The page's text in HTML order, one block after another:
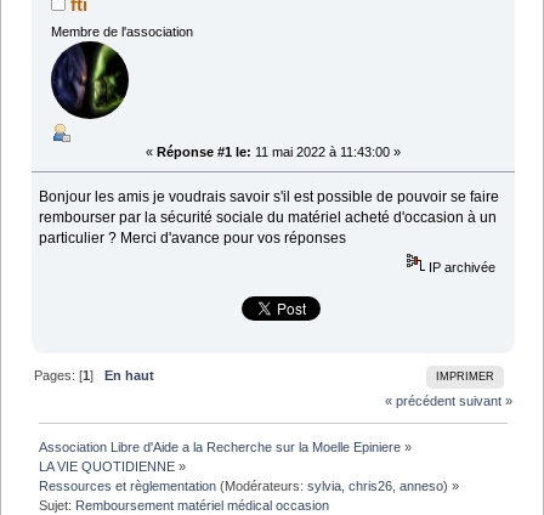
fti
Membre de l'association
« Réponse #1 le: 11 mai 2022 à 11:43:00 »
Bonjour les amis je voudrais savoir s'il est possible de pouvoir se faire
rembourser par la sécurité sociale du matériel acheté d'occasion à un
particulier ? Merci d'avance pour vos réponses
IP archivée
IMPRIMER
Pages: [1]
En haut
« précédent suivant »
Association Libre d'Aide a la Recherche sur la Moelle Epiniere »
LA VIE QUOTIDIENNE »
Ressources et règlementation (Modérateurs:sylvia ,chris26 ,anneso) »
Sujet: Remboursement matériel médical occasion